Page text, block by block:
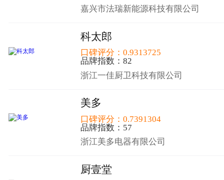
嘉兴市法瑞新能源科技有限公司
科太郎
口碑评分：0.9313725
品牌指数：82
浙江一佳厨卫科技有限公司
美多
口碑评分：0.7391304
品牌指数：57
浙江美多电器有限公司
厨壹堂